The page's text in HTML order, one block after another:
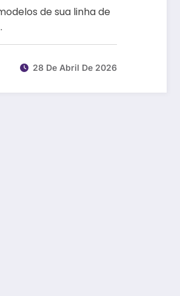
de sua linha de
28 De Abril De 2026